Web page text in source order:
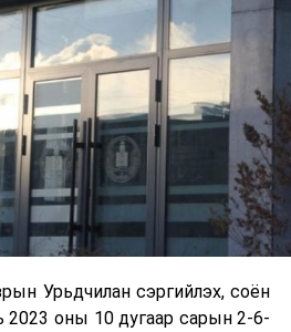
Урьдчилан сэргийлэх, соён
2023 оны 10 дугаар сарын 2-6-